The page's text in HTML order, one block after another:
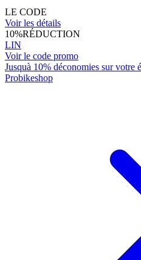
LE CODE
Voir les détails
10%RÉDUCTION
LIN
Voir le code promo
Jusquà 10% déconomies sur votre
Probikeshop